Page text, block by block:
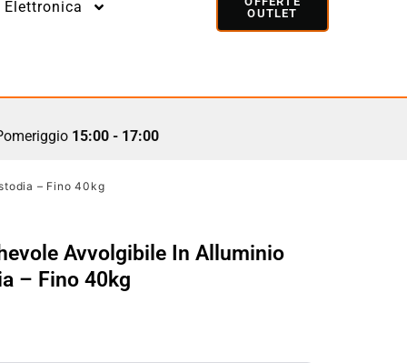
Elettronica
OUTLET
15:00 - 17:00
– Fino 40kg
Avvolgibile In Alluminio
– Fino 40kg